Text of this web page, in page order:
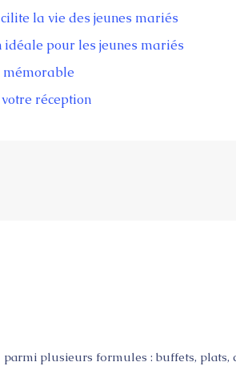
la vie des jeunes mariés
idéale pour les jeunes mariés
mémorable
réception
plusieurs formules : buffets,